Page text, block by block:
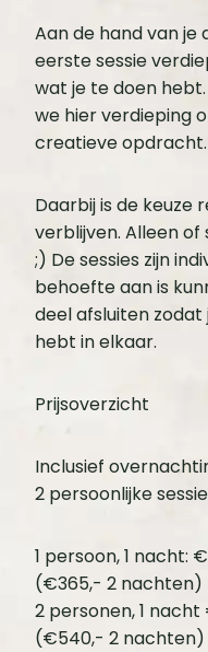
Aan de hand van je
eerste sessie
wat je te doen
we hier verdieping
creatieve opdracht.
Daarbij is de keuze
verblijven. Alleen
;) De sessies zijn
behoefte aan is
deel afsluiten
hebt in elkaar.
Prijsoverzicht
Inclusief
2 persoonlijke
1 persoon, 1 nacht:
(€365,- 2 nachten)
2 personen, 1
(€540,- 2 nachten)